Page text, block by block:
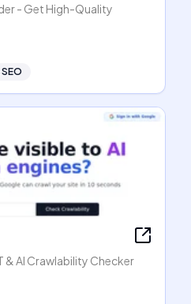
- Get High-Quality
& AI Crawlability Checker